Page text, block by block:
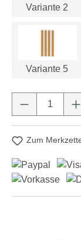
Variante 2
Variante 5
Produkt
Zum